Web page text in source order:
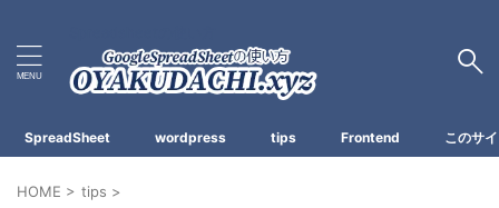
SpreadSheet wordpress tips Frontend このサ
HOME > tips >